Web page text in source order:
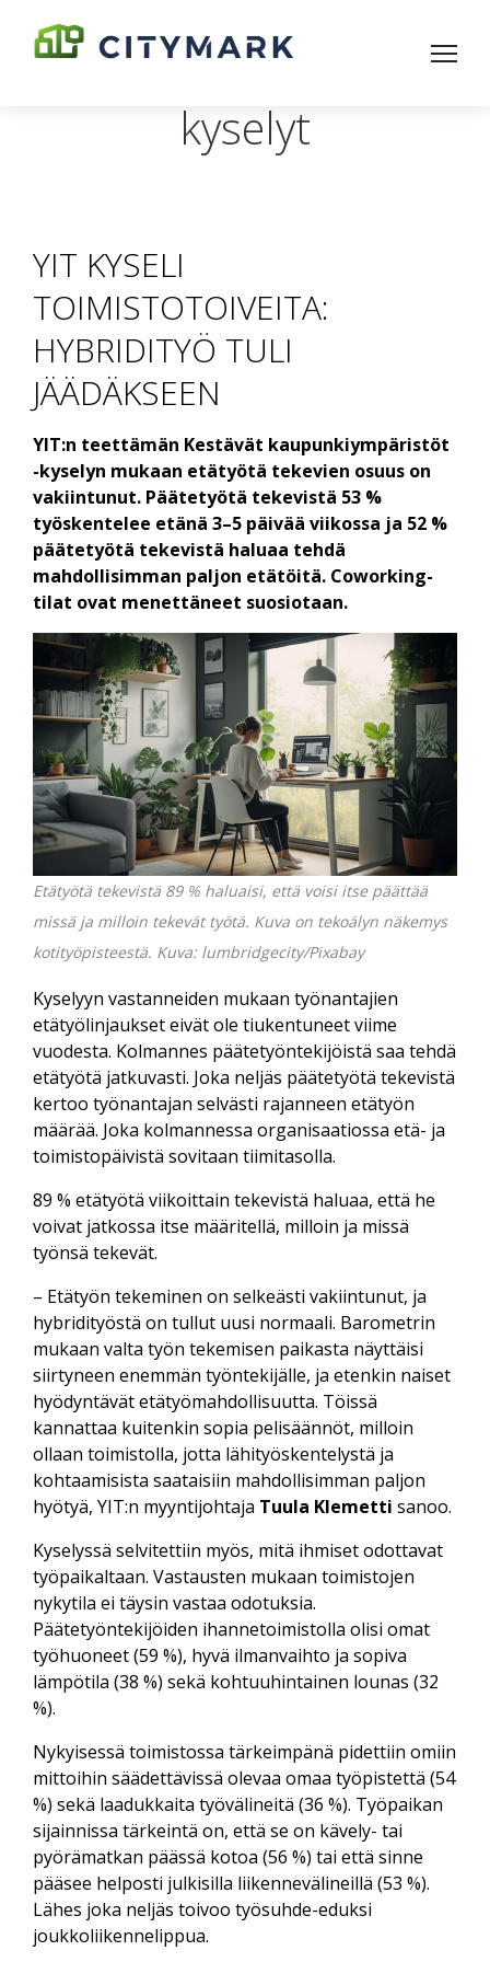
kyselyt
YIT KYSELI
TOIMISTOTOIVEITA:
HYBRIDITYÖ TULI
JÄÄDÄKSEEN
YIT:n teettämän Kestävät kaupunkiympäristöt
-kyselyn mukaan etätyötä tekevien osuus on
vakiintunut. Päätetyötä tekevistä 53 %
työskentelee etänä 3–5 päivää viikossa ja 52 %
päätetyötä tekevistä haluaa tehdä
mahdollisimman paljon etätöitä. Coworking-
tilat ovat menettäneet suosiotaan.
Etätyötä tekevistä 89 % haluaisi, että voisi itse päättää
missä ja milloin tekevät työtä. Kuva on tekoälyn näkemys
kotityöpisteestä. Kuva: lumbridgecity/Pixabay
Kyselyyn vastanneiden mukaan työnantajien
etätyölinjaukset eivät ole tiukentuneet viime
vuodesta. Kolmannes päätetyöntekijöistä saa tehdä
etätyötä jatkuvasti. Joka neljäs päätetyötä tekevistä
kertoo työnantajan selvästi rajanneen etätyön
määrää. Joka kolmannessa organisaatiossa etä- ja
toimistopäivistä sovitaan tiimitasolla.
89 % etätyötä viikoittain tekevistä haluaa, että he
voivat jatkossa itse määritellä, milloin ja missä
työnsä tekevät.
– Etätyön tekeminen on selkeästi vakiintunut, ja
hybridityöstä on tullut uusi normaali. Barometrin
mukaan valta työn tekemisen paikasta näyttäisi
siirtyneen enemmän työntekijälle, ja etenkin naiset
hyödyntävät etätyömahdollisuutta. Töissä
kannattaa kuitenkin sopia pelisäännöt, milloin
ollaan toimistolla, jotta lähityöskentelystä ja
kohtaamisista saataisiin mahdollisimman paljon
hyötyä, YIT:n myyntijohtaja Tuula Klemetti sanoo.
Kyselyssä selvitettiin myös, mitä ihmiset odottavat
työpaikaltaan. Vastausten mukaan toimistojen
nykytila ei täysin vastaa odotuksia.
Päätetyöntekijöiden ihannetoimistolla olisi omat
työhuoneet (59 %), hyvä ilmanvaihto ja sopiva
lämpötila (38 %) sekä kohtuuhintainen lounas (32
%).
Nykyisessä toimistossa tärkeimpänä pidettiin omiin
mittoihin säädettävissä olevaa omaa työpistettä (54
%) sekä laadukkaita työvälineitä (36 %). Työpaikan
sijainnissa tärkeintä on, että se on kävely- tai
pyörämatkan päässä kotoa (56 %) tai että sinne
pääsee helposti julkisilla liikennevälineillä (53 %).
Lähes joka neljäs toivoo työsuhde-eduksi
joukkoliikennelippua.